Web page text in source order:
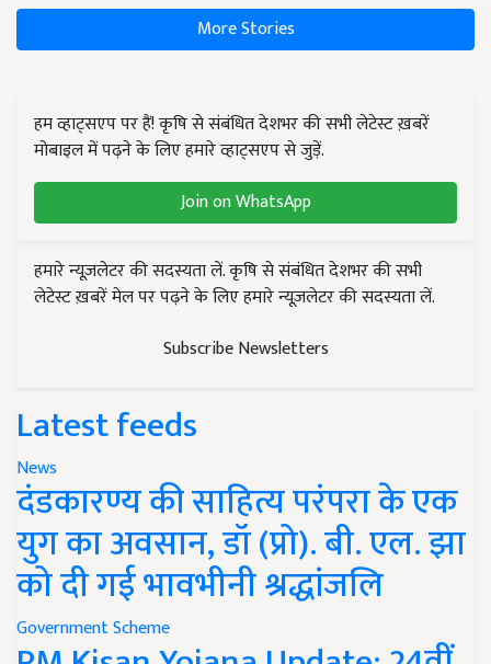
More Stories
हम व्हाट्सएप पर हैं! कृषि से संबंधित देशभर की सभी लेटेस्ट ख़बरें
मोबाइल में पढ़ने के लिए हमारे व्हाट्सएप से जुड़ें.
Join on WhatsApp
हमारे न्यूज़लेटर की सदस्यता लें. कृषि से संबंधित देशभर की सभी
लेटेस्ट ख़बरें मेल पर पढ़ने के लिए हमारे न्यूज़लेटर की सदस्यता लें.
Subscribe Newsletters
Latest feeds
News
दंडकारण्य की साहित्य परंपरा के एक
युग का अवसान, डॉ (प्रो). बी. एल. झा
को दी गई भावभीनी श्रद्धांजलि
Government Scheme